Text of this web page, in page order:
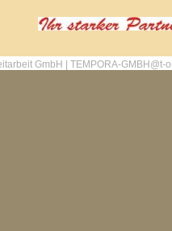
GmbH | TEMPORA-GMBH@t-